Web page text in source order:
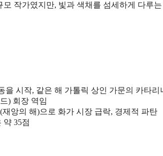
작가였지만, 빛과 색채를 섬세하게 다루
을 시작, 같은 해 가톨릭 상인 가문의 카타리
) 회장 역임
앙의 해)으로 화가 시장 급락, 경제적 파탄
약 35점